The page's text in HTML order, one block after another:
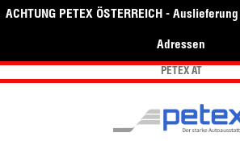
ACHTUNG PETEX ÖSTERREICH -
Adressen
PETEX AT